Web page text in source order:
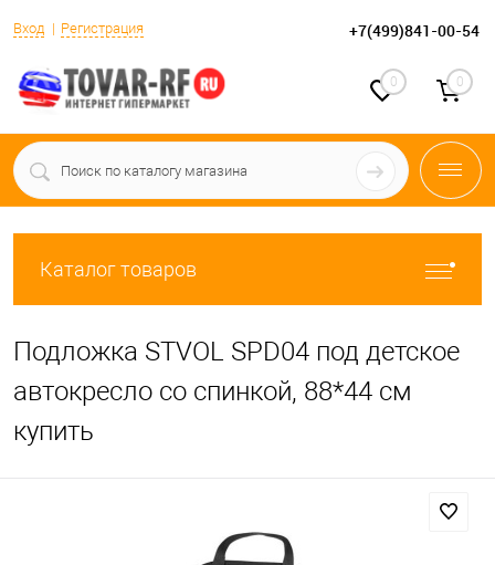
Вход Регистрация +7(499)841-00-54
0 0
Каталог товаров
Подложка STVOL SPD04 под детское
автокресло со спинкой, 88*44 см
купить